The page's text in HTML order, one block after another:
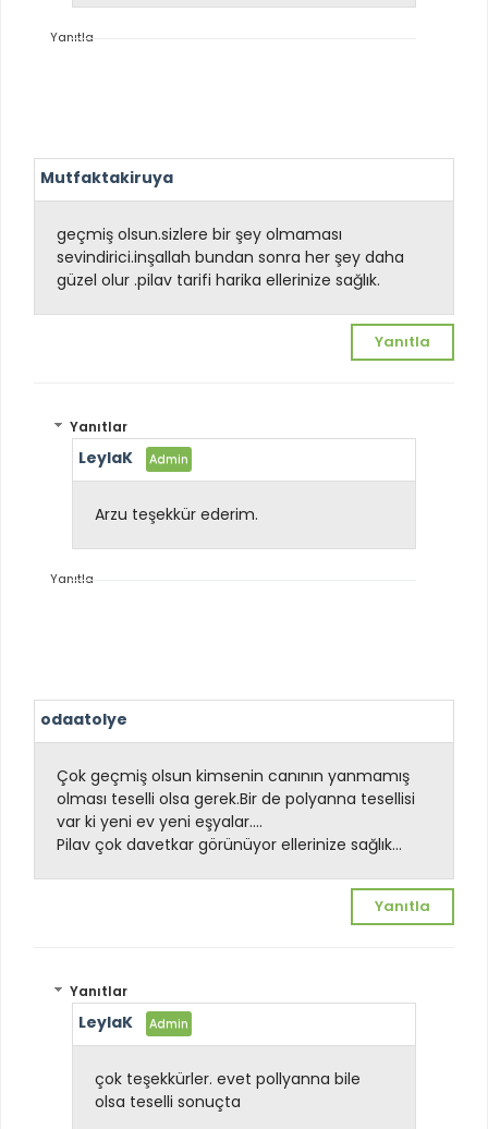
Yanıtla
Mutfaktakiruya
geçmiş olsun.sizlere bir şey olmaması
sevindirici.inşallah bundan sonra her şey daha
güzel olur .pilav tarifi harika ellerinize sağlık.
Yanıtla
Yanıtlar
LeylaK
Arzu teşekkür ederim.
Yanıtla
odaatolye
Çok geçmiş olsun kimsenin canının yanmamış
olması teselli olsa gerek.Bir de polyanna tesellisi
var ki yeni ev yeni eşyalar....
Pilav çok davetkar görünüyor ellerinize sağlık...
Yanıtla
Yanıtlar
LeylaK
çok teşekkürler. evet pollyanna bile
olsa teselli sonuçta